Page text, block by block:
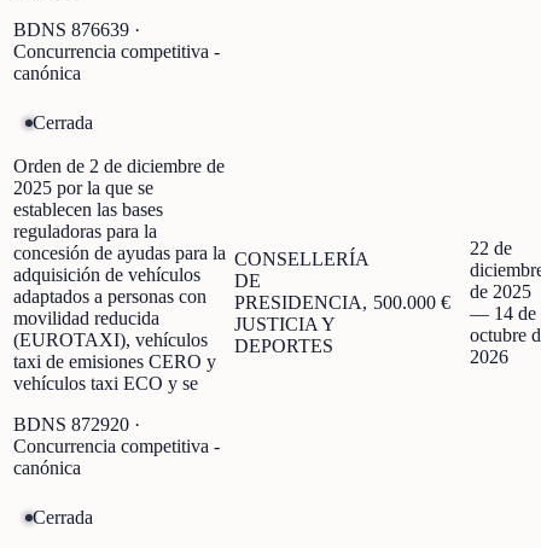
BDNS 876639 ·
Concurrencia competitiva -
canónica
Cerrada
Orden de 2 de diciembre de
2025 por la que se
establecen las bases
reguladoras para la
concesión de ayudas para la
adquisición de vehículos
adaptados a personas con
movilidad reducida
(EUROTAXI), vehículos
taxi de emisiones CERO y
vehículos taxi ECO y se
BDNS 872920 ·
Concurrencia competitiva -
canónica
CONSELLERÍA
DE
PRESIDENCIA,
JUSTICIA Y
DEPORTES
500.000 €
22 de
de 2025
— 14 de
octubre
2026
Cerrada